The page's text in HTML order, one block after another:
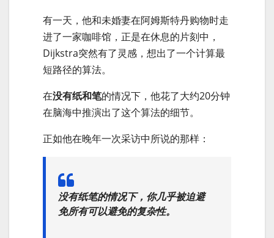
有一天，他和未婚妻在阿姆斯特丹购物时走
进了一家咖啡馆，正是在休息的片刻中，
Dijkstra突然有了灵感，想出了一个计算最
短路径的算法。
在没有纸和笔的情况下，他花了大约20分钟
在脑海中推演出了这个算法的细节。
正如他在晚年一次采访中所说的那样：
没有纸笔的情况下，你几乎被迫避
免所有可以避免的复杂性。